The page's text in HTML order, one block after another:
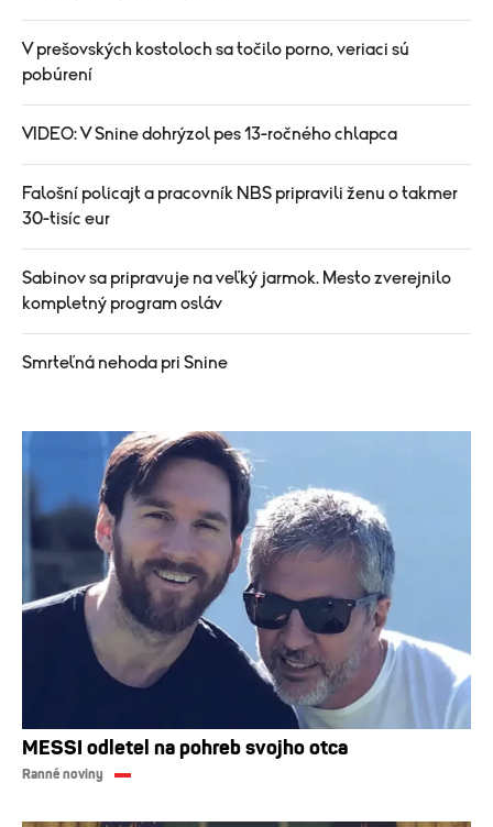
V prešovských kostoloch sa točilo porno, veriaci sú
pobúrení
VIDEO: V Snine dohrýzol pes 13-ročného chlapca
Falošní policajt a pracovník NBS pripravili ženu o takmer
30-tisíc eur
Sabinov sa pripravuje na veľký jarmok. Mesto zverejnilo
kompletný program osláv
Smrteľná nehoda pri Snine
MESSI odletel na pohreb svojho otca
Ranné noviny